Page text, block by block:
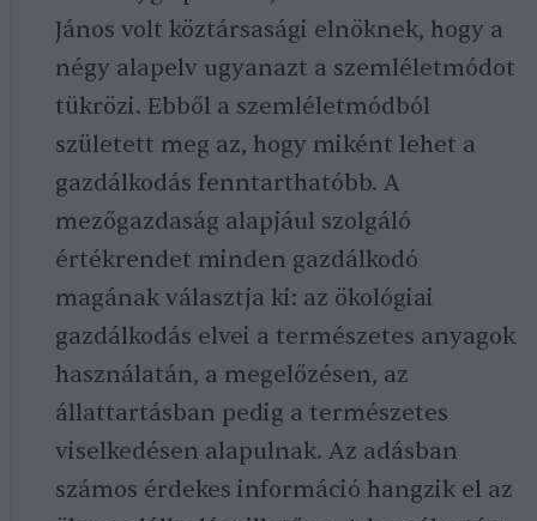
János volt köztársasági elnöknek, hogy a
négy alapelv ugyanazt a szemléletmódot
tükrözi. Ebből a szemléletmódból
született meg az, hogy miként lehet a
gazdálkodás fenntarthatóbb. A
mezőgazdaság alapjául szolgáló
értékrendet minden gazdálkodó
magának választja ki: az ökológiai
gazdálkodás elvei a természetes anyagok
használatán, a megelőzésen, az
állattartásban pedig a természetes
viselkedésen alapulnak. Az adásban
számos érdekes információ hangzik el az